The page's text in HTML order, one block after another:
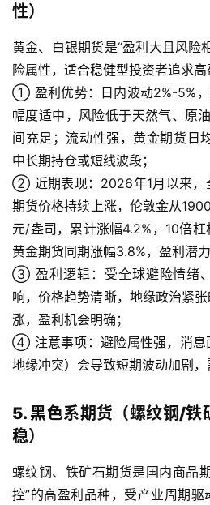
原
油
货
开
原
性）
黄金、白银期货是“盈利大且风险
险属性，适合稳健型投资者追求高
① 盈利优势：日内波动2%-5%
幅度适中，风险低于天然气、原
间充足；流动性强，黄金期货日
中长期持仓或短线波段；
② 近期表现：2026年1月以来，
期货价格持续上涨，伦敦金从
元/盎司，累计涨幅4.2%，10倍
黄金期货同期涨幅3.8%，盈利潜力
③ 盈利逻辑：受全球避险情绪
响，价格趋势清晰，地缘政治紧
涨，盈利机会明确；
④ 注意事项：避险属性强，消息
地缘冲突）会导致短期波动加剧，
5. 黑色系期货（螺纹钢/铁
稳）
螺纹钢、铁矿石期货是国内商品
控”的高盈利品种，受产业周期